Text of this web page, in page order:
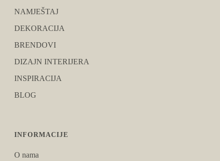
NAMJEŠTAJ
DEKORACIJA
BRENDOVI
DIZAJN INTERIJERA
INSPIRACIJA
BLOG
INFORMACIJE
O nama